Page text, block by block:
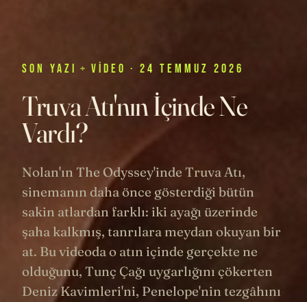
SON YAZI + VIDEO · 24 TEMMUZ 2026
Truva Atı'nın İçinde Ne
Vardı?
Nolan'ın The Odyssey'inde Truva Atı,
sinemanın daha önce gösterdiği bütün
sakin atlardan farklı: iki ayağı üzerinde
şaha kalkmış, tanrılara meydan okuyan bir
at. Bu videoda o atın içinde gerçekte ne
olduğunu, Tunç Çağı uygarlığını çökerten
Deniz Kavimleri'ni, Penelope'nin tezgâhını